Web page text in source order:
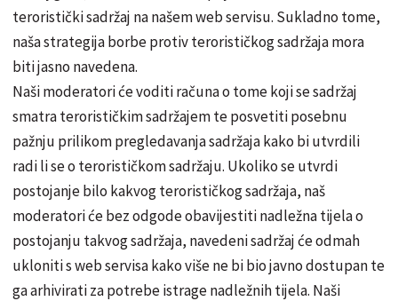
teroristički sadržaj na našem web servisu. Sukladno tome,
naša strategija borbe protiv terorističkog sadržaja mora
biti jasno navedena.
Naši moderatori će voditi računa o tome koji se sadržaj
smatra terorističkim sadržajem te posvetiti posebnu
pažnju prilikom pregledavanja sadržaja kako bi utvrdili
radi li se o terorističkom sadržaju. Ukoliko se utvrdi
postojanje bilo kakvog terorističkog sadržaja, naš
moderatori će bez odgode obavijestiti nadležna tijela o
postojanju takvog sadržaja, navedeni sadržaj će odmah
ukloniti s web servisa kako više ne bi bio javno dostupan te
ga arhivirati za potrebe istrage nadležnih tijela. Naši